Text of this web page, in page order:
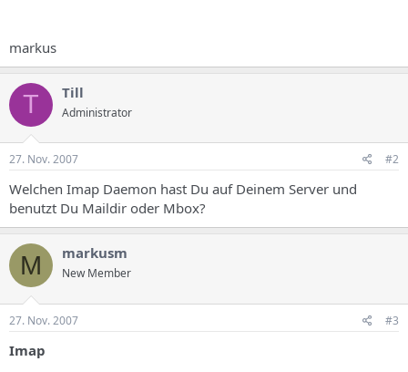
markus
T Till
Administrator
27. Nov. 2007 #2
Welchen Imap Daemon hast Du auf Deinem Server und
benutzt Du Maildir oder Mbox?
M markusm
New Member
27. Nov. 2007 #3
Imap